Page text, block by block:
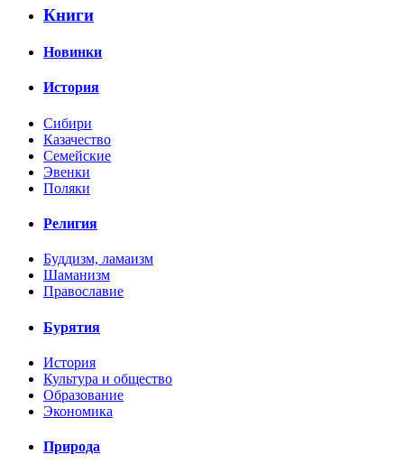
Книги
Новинки
История
Сибири
Казачество
Семейские
Эвенки
Поляки
Религия
Буддизм, ламаизм
Шаманизм
Православие
Бурятия
История
Культура и общество
Образование
Экономика
Природа